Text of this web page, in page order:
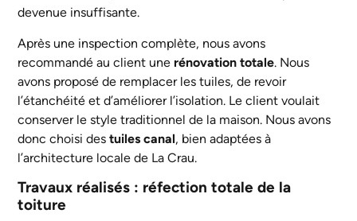
devenue insuffisante.
Après une inspection complète, nous avons
recommandé au client une rénovation totale. Nous
avons proposé de remplacer les tuiles, de revoir
l’étanchéité et d’améliorer l’isolation. Le client voulait
conserver le style traditionnel de la maison. Nous avons
donc choisi destuiles canal, bien adaptées à
l’architecture locale de La Crau.
Travaux réalisés : réfection totale de la
toiture